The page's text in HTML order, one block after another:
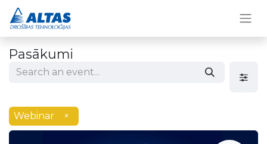
Pasākumi
Webinar ×